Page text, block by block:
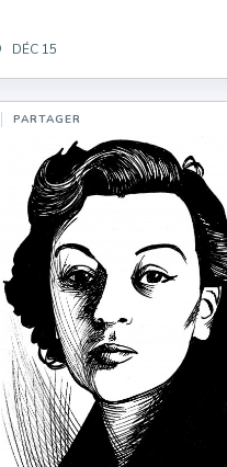
DÉC 15
PARTAGER